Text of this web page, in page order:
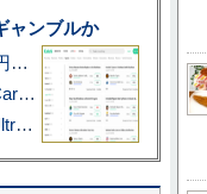
ャンブルか
アマゾン配送を支える物流大手、ステーブルコイン企業に10億円投資のワケ
あこがれの旗艦モバイルノートPC最新モデル=「ThinkPad X1 Carbon Gen 14 Aura Edition」実機レビュー
ハッセルブラッド搭載の頂上カメラ・スマホ「OPPO Find X9 Ultra」実写レビュー=プロが本気で徹底撮影しました!!